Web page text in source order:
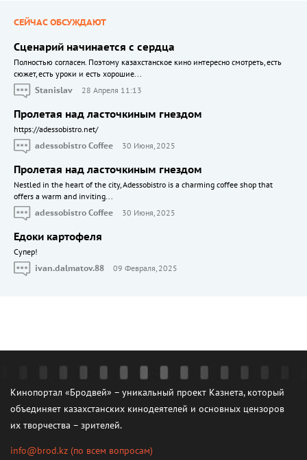
СЕЙЧАС ОБСУЖДАЮТ
Сценарий начинается с сердца
Полностью согласен. Поэтому казахстанское кино интересно смотреть, есть
сюжет, есть уроки и есть хорошие...
Stanislav
28 Апреля 11:13
Пролетая над ласточкиным гнездом
https://adessobistro.net/
adessobistro Coffee
30 Июня, 2025
Пролетая над ласточкиным гнездом
Nestled in the heart of the city, Adessobistro is a charming coffee shop that
offers a warm and inviting...
adessobistro Coffee
30 Июня, 2025
Едоки картофеля
Cупер!
ivan.dalmatov.88
09 Февраля, 2025
Кинопортал «Бродвей» – уникальный проект Казнета, который
объединяет казахстанских кинодеятелей и основных цензоров
их творчества – зрителей.
info@brod.kz (по всем вопросам)